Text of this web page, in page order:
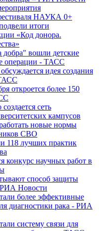
НАУКА 0+
итоги
«Код донора.
вошли детские
операции - ТАСС
идея создания
откроется более 150
сеть
кампусов
новые нормы
СВО
118 лучших практик
конкурс научных работ в
способ защиты
Новости
более эффективные
диагностики рака - РИА
систему связи для